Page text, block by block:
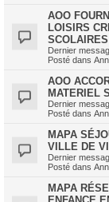
AOO
LOISIRS
Dernier
Posté dans
AOO
MATERIEL
Dernier
Posté dans
MAPA
VILLE DE
Dernier
Posté dans
MAPA
ENFANCE